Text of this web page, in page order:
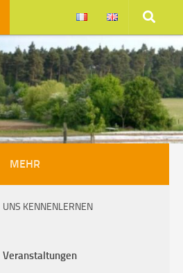
MEHR
UNS KENNENLERNEN
Veranstaltungen